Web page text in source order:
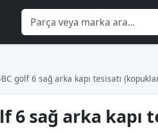
golf 6 sağ arka kapı tesisatı
6 sağ arka kapı